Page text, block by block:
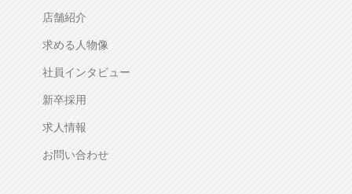
店舗紹介
求める人物像
社員インタビュー
新卒採用
求人情報
お問い合わせ